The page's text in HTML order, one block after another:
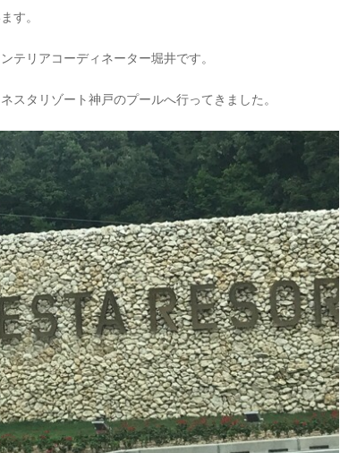
す。
テリアコーディネーター堀井です。
スタリゾート神戸のプールへ行ってきました。